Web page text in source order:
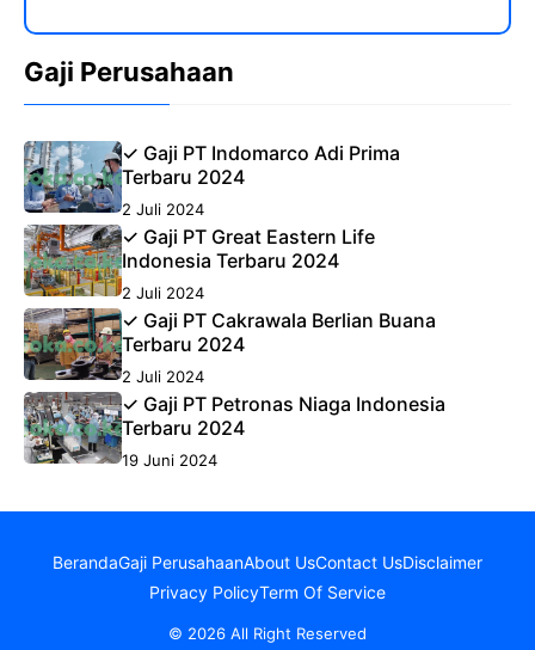
Gaji Perusahaan
✓ Gaji PT Indomarco Adi Prima
Terbaru 2024
2 Juli 2024
✓ Gaji PT Great Eastern Life
Indonesia Terbaru 2024
2 Juli 2024
✓ Gaji PT Cakrawala Berlian Buana
Terbaru 2024
2 Juli 2024
✓ Gaji PT Petronas Niaga Indonesia
Terbaru 2024
19 Juni 2024
BerandaGaji PerusahaanAbout UsContact UsDisclaimer
Privacy PolicyTerm Of Service
© 2026 All Right Reserved